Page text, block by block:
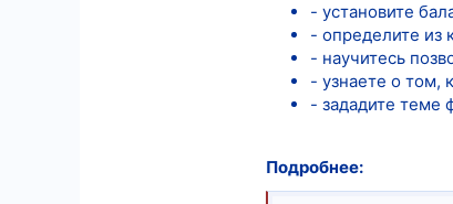
- установите
- определите из
- научитесь
- узнаете о том,
- зададите теме
Подробнее: